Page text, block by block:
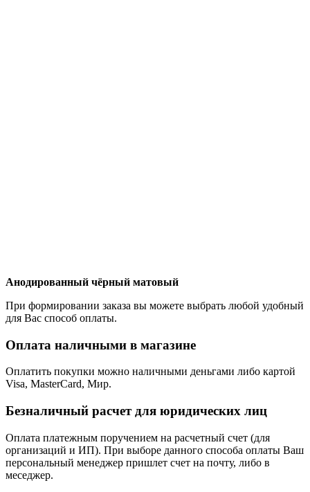
Анодированный чёрный матовый
При формировании заказа вы можете выбрать любой удобный
для Вас способ оплаты.
Оплата наличными в магазине
Оплатить покупки можно наличными деньгами либо картой
Visa, MasterCard, Мир.
Безналичный расчет для юридических лиц
Оплата платежным поручением на расчетный счет (для
организаций и ИП). При выборе данного способа оплаты Ваш
персональный менеджер пришлет счет на почту, либо в
меседжер.